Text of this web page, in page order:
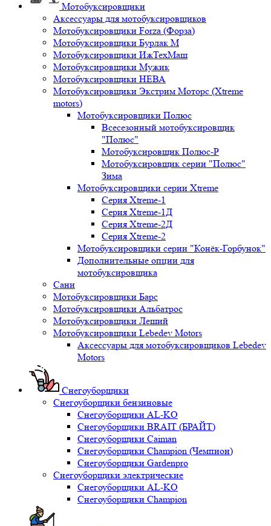
Мотобуксировщики
Аксессуары для мотобуксировщиков
Мотобуксировщики Forza (Форза)
Мотобуксировщики Бурлак М
Мотобуксировщики ИжТехМаш
Мотобуксировщики Мужик
Мотобуксировщики НЕВА
Мотобуксировщики Экстрим Моторс (Xtreme
motors)
Мотобуксировщики Полюс
Всесезонный мотобуксировщик
"Полюс"
Мотобуксировщик Полюс-Р
Мотобуксировщик серии "Полюс"
Зима
Мотобуксировщики серии Xtreme
Серия Xtreme-1
Серия Xtreme-1Д
Серия Xtreme-2Д
Серия Xtreme-2
Мотобуксировщики серии "Конёк-Горбунок"
Дополнительные опции для
мотобуксировщика
Сани
Мотобуксировщики Барс
Мотобуксировщики Альбатрос
Мотобуксировщики Леший
Мотобуксировщики Lebedev Motors
Аксессуары для мотобуксировщиков Lebedev
Motors
Снегоуборщики
Снегоуборщики бензиновые
Снегоуборщики AL-KO
Снегоуборщики BRAIT (БРАЙТ)
Снегоуборщики Caiman
Снегоуборщики Champion (Чемпион)
Снегоуборщики Gardenpro
Снегоуборщики электрические
Снегоуборщики AL-KO
Снегоуборщики Champion